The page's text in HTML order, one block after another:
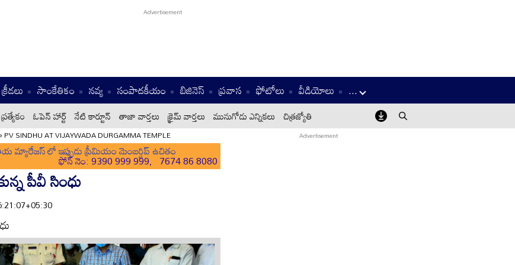
క్రీడలు సాంకేతికం నవ్య సంపాదకీయం బిజినెస్ ప్రవాస ఫోటోలు వీడియోలు ...
ప్రత్యేకం ఓపెన్ హార్ట్ నేటి కార్టూన్ తాజా వార్తలు క్రైమ్ వార్తలు మునుగోడు ఎన్నికలు చిత్రజ్యోతి
PV SINDHU AT VIJAYWADA DURGAMMA TEMPLE
మ్యారేజస్ లో ఇప్పుడు ప్రీమియం మెంబర్షిప్ ఉచితం
ఫోన్ నెం: 9390 999 999, 7674 86 8080
పీవీ సింధు